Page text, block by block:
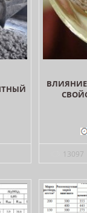
13097